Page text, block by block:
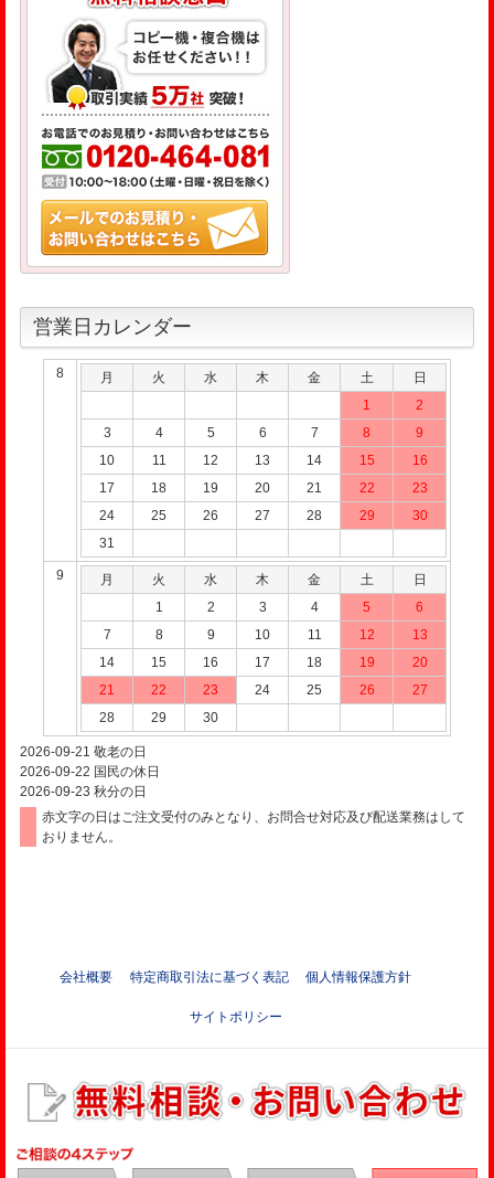
営業日カレンダー
8 月 火 水 木 金 土
日
1
2
3
4 5 6 7 8
9
10
11 12 13 14 15
16
17
18 19 20 21 22
23
24
25 26 27 28 29
30
31
9 月 火 水 木 金 土
日
1
2 3 4 5
6
7
8 9 10 11 12
13
14
15 16 17 18 19
20
21
22 23 24 25 26
27
28
29 30
2026-09-21 敬老の日
2026-09-22 国民の休日
2026-09-23 秋分の日
赤文字の日はご注文受付のみとなり、お問合せ対応及び配送業務はして
おりません。
会社概要 特定商取引法に基づく表記 個人情報保護方針
サイトポリシー